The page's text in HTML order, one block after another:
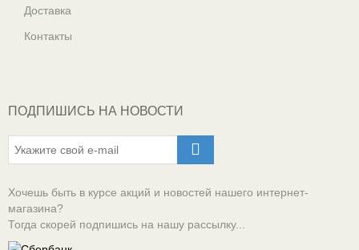
Доставка
Контакты
ПОДПИШИСЬ НА НОВОСТИ
Хочешь быть в курсе акций и новостей нашего интернет-
магазина?
Тогда скорей подпишись на нашу рассылку...